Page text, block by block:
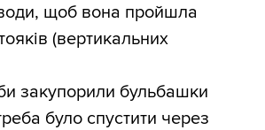
щоб вона пройшла
(вертикальних
закупорили бульбашки
було спустити через